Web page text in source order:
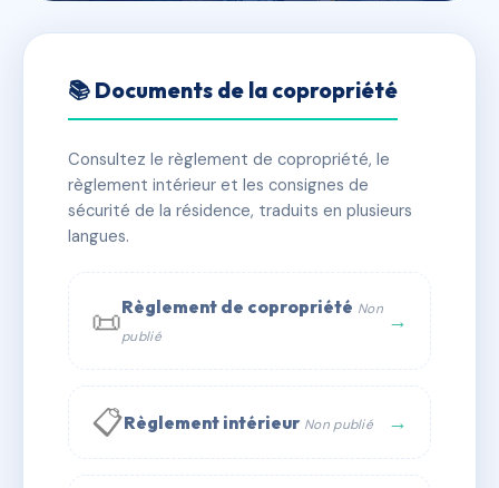
19 RUE JULIEN HEDIN
✓ Immatriculée 🏠 7 lots 🏗 7 bâtiment(s)
📞 Contacter Syndic Digital
📚 Documents de la copropriété
Consultez le règlement de copropriété, le
règlement intérieur et les consignes de
sécurité de la résidence, traduits en plusieurs
langues.
📜Règlement de copropriété Non
publié
→
📋Règlement intérieur Non publié →